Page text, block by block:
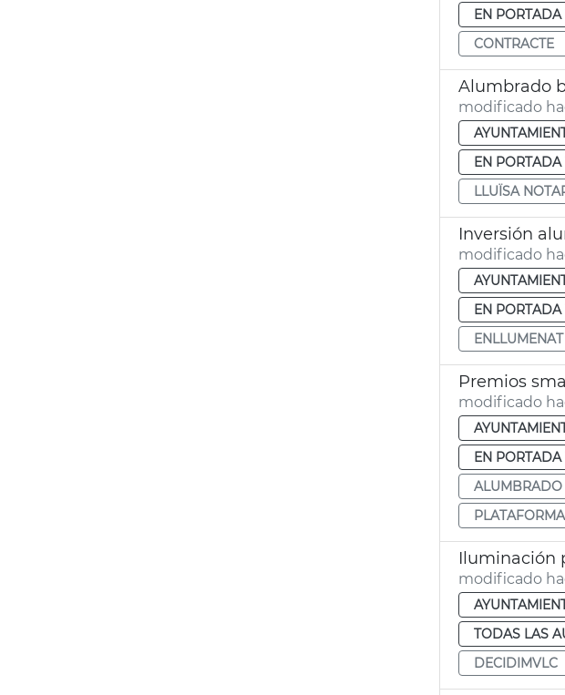
EN PORTADA
CONTRACTE
Alumbrado
modificado
EN PORTADA
LLUÏSA
Inversión
modificado
EN PORTADA
Premios
modificado
EN PORTADA
Iluminación
modificado
TODAS LAS
DECIDIMVLC